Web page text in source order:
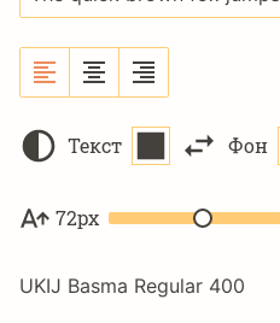
Текст Фон
72px
UKIJ Basma Regular 400